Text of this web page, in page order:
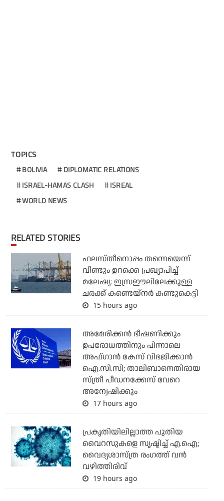
TOPICS
BOLIVIA
DIPLOMATIC RELATIONS
ISRAEL-HAMAS CLASH
ISREAL
WORLD NEWS
RELATED STORIES
ഫലസ്തീനൊപ്പം തന്നെയെന്ന്
വീണ്ടും ഉറക്കെ പ്രഖ്യാപിച്ച്
മലേഷ്യ: ഇസ്രഈലിലേക്കുള്ള
ചരക്ക് കണ്ടെയ്‌നര്‍ കണ്ടുകെട്ടി
15 hours ago
അമേരിക്കന്‍ ഭീഷണിക്കും
ഉപരോധത്തിനും പിന്നാലെ
അഫ്ഗാന്‍ കേസ് വിഭജിക്കാന്‍
ഐ.സി.സി; താലിബാനെതിരായ
സ്ത്രീ പീഡനക്കേസ് വേറെ
അന്വേഷിക്കും
17 hours ago
പ്രകൃതിയിലില്ലാത്ത പുതിയ
വൈറസുകളെ സൃഷ്ടിച്ച് എ.ഐ;
വൈദ്യശാസ്ത്ര രംഗത്ത് വന്‍
വഴിത്തിരിവ്
19 hours ago